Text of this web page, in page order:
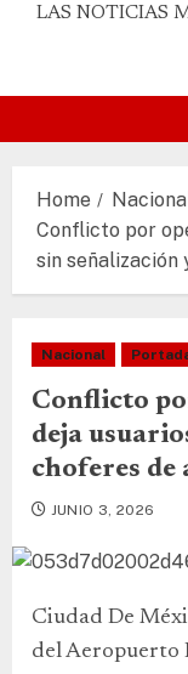
LAS NOTICIAS
Home
Conflicto por
sin señalización
Nacional
Conflicto
deja
choferes de
JUNIO 3, 2026
Ciudad De
del Aeropuerto